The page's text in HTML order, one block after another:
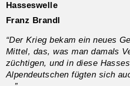
Hasseswelle
Franz Brandl
“Der Krieg bekam ein neues
Mittel, das, was man damals
züchtigen, und in diese
Alpendeutschen fügten sich